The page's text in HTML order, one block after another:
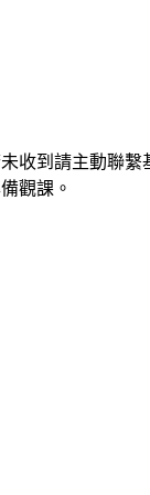
收到請主動聯繫
觀課。